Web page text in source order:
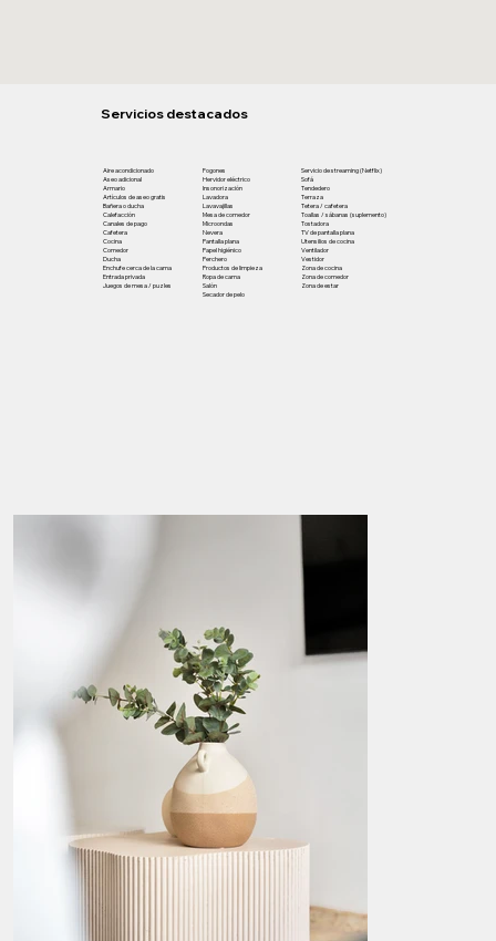
Servicios destacados
Aire acondicionado
Aseo adicional
Armario
Artículos de aseo gratis
Bañera o ducha
Calefacción
Canales de pago
Cafetera
Cocina
Comedor
Ducha
Enchufe cerca de la cama
Entrada privada
Juegos de mesa / puzles
Fogones
Hervidor eléctrico
Insonorización
Lavadora
Lavavajillas
Mesa de comedor
Microondas
Nevera
Pantalla plana
Papel higiénico
Perchero
Productos de limpieza
Ropa de cama
Salón
Secador de pelo
Servicio de streaming (Netflix)
Sofá
Tendedero
Terraza
Tetera / cafetera
Toallas / sábanas (suplemento)
Tostadora
TV de pantalla plana
Utensilios de cocina
Ventilador
Vestidor
Zona de cocina
Zona de comedor
Zona de estar